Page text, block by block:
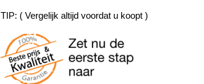
TIP: ( Vergelijk altijd voordat u koopt )